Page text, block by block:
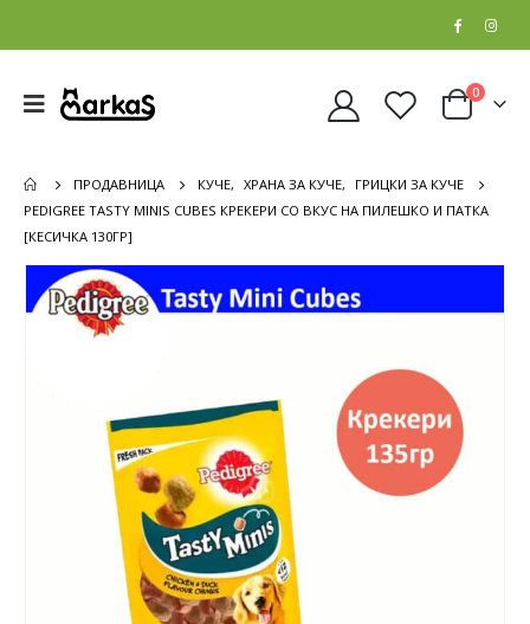
0
ПРОДАВНИЦА КУЧЕ, ХРАНА ЗА КУЧЕ,
ГРИЦКИ ЗА КУЧЕ
PEDIGREE TASTY MINIS CUBES КРЕКЕРИ СО ВКУС НА ПИЛЕШКО И ПАТКА
[КЕСИЧКА 130ГР]